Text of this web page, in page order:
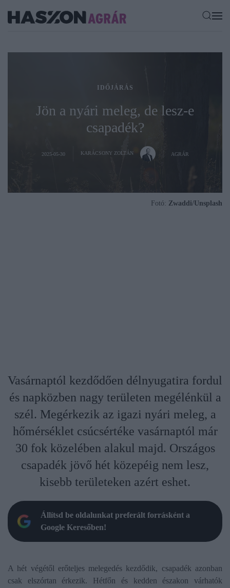
IDŐJÁRÁS
Jön a nyári meleg, de lesz-e
csapadék?
2025-05-30 KARÁCSONY ZOLTÁN AGRÁR
Fotó: Zwaddi/Unsplash
Vasárnaptól kezdődően délnyugatira fordul
és napközben nagy területen megélénkül a
szél. Megérkezik az igazi nyári meleg, a
hőmérséklet csúcsértéke vasárnaptól már
30 fok közelében alakul majd. Országos
csapadék jövő hét közepéig nem lesz,
kisebb területeken azért eshet.
Állítsd be oldalunkat preferált forrásként a
Google Keresőben!
A hét végétől erőteljes melegedés kezdődik, csapadék azonban
csak elszórtan érkezik. Hétfőn és kedden északon várhatók